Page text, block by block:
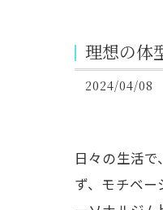
理想の体
2024/04/08
日々の生活
ず、モチベ